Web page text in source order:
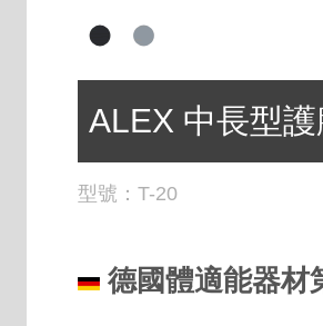
ALEX 中長型
型號： T-20
德國體適能器材